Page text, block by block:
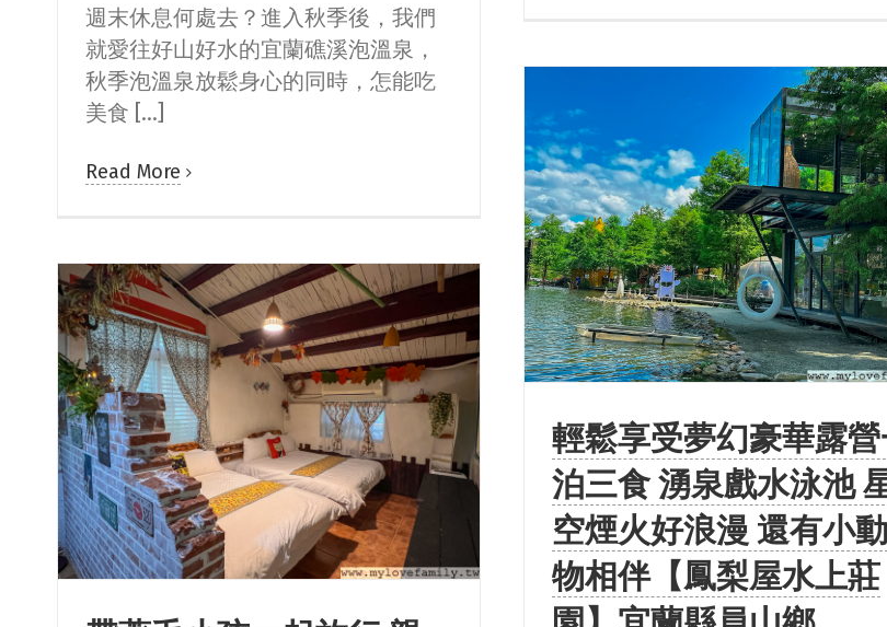
週末休息何處去？進入秋季後，我們
就愛往好山好水的宜蘭礁溪泡溫泉，
秋季泡溫泉放鬆身心的同時，怎能吃
美食 [...]
Read More
輕鬆享受夢幻豪華露
泊三食 湧泉戲水泳池
空煙火好浪漫 還有小動
物相伴【鳳梨屋水上莊